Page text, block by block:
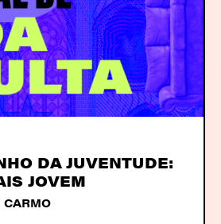
DA JUVENTUDE:
JOVEM